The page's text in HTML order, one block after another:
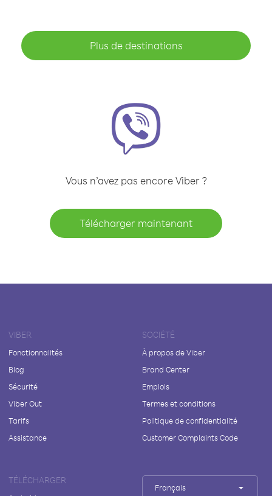
Plus de destinations
Vous n’avez pas encore Viber ?
Télécharger maintenant
VIBER
Fonctionnalités
Blog
Sécurité
Viber Out
Tarifs
Assistance
SOCIÉTÉ
À propos de Viber
Brand Center
Emplois
Termes et conditions
Politique de confidentialité
Customer Complaints Code
TÉLÉCHARGER
Français